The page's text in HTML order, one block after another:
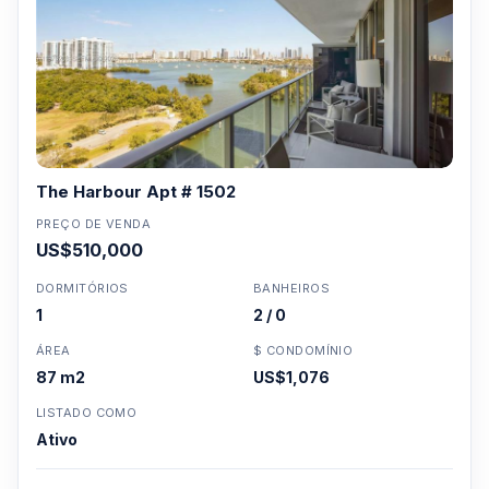
Para Vendas ligar no telefone no Brasil SP 11-
3957-0613
The Harbour Apt # 1502
PREÇO DE VENDA
US$510,000
DORMITÓRIOS
1
BANHEIROS
2 / 0
ÁREA
87 m2
$ CONDOMÍNIO
US$1,076
LISTADO COMO
Ativo